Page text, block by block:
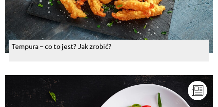
Tempura – co to jest? Jak zrobić?